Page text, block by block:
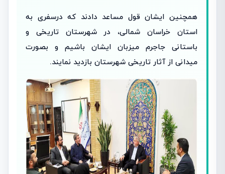
همچنین ایشان قول مساعد دادند که در‌سفری به
استان خراسان شمالی، در شهرستان تاریخی و
باستانی جاجرم میزبان ایشان باشیم و بصورت
میدانی از آثار تاریخی شهرستان بازدید نمایند.